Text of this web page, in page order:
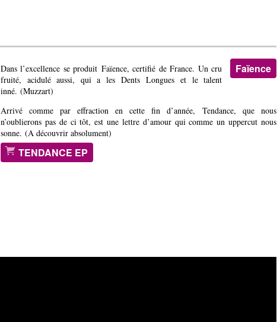
Faïence
Dans l’excellence se produit Faïence, certifié de France. Un cru
fruité, acidulé aussi, qui a les Dents Longues et le talent
inné. (Muzzart)
Arrivé comme par effraction en cette fin d’année, Tendance, que nous
n’oublierons pas de ci tôt, est une lettre d’amour qui comme un uppercut nous
sonne. (A découvrir absolument)
TENDANCE EP